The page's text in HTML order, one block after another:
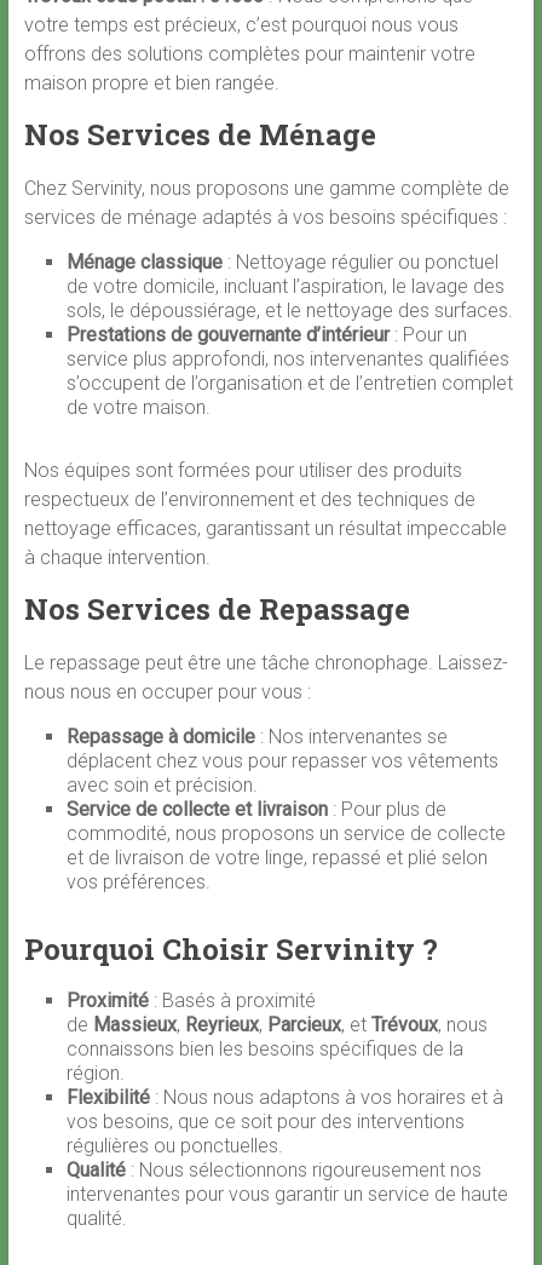
votre temps est précieux, c’est pourquoi nous vous
offrons des solutions complètes pour maintenir votre
maison propre et bien rangée.
Nos Services de Ménage
Chez Servinity, nous proposons une gamme complète de
services de ménage adaptés à vos besoins spécifiques :
Ménage classique: Nettoyage régulier ou ponctuel
de votre domicile, incluant l’aspiration, le lavage des
sols, le dépoussiérage, et le nettoyage des surfaces.
Prestations de gouvernante d’intérieur: Pour un
service plus approfondi, nos intervenantes qualifiées
s’occupent de l’organisation et de l’entretien complet
de votre maison.
Nos équipes sont formées pour utiliser des produits
respectueux de l’environnement et des techniques de
nettoyage efficaces, garantissant un résultat impeccable
à chaque intervention.
Nos Services de Repassage
Le repassage peut être une tâche chronophage. Laissez-
nous nous en occuper pour vous :
Repassage à domicile: Nos intervenantes se
déplacent chez vous pour repasser vos vêtements
avec soin et précision.
Service de collecte et livraison: Pour plus de
commodité, nous proposons un service de collecte
et de livraison de votre linge, repassé et plié selon
vos préférences.
Pourquoi Choisir Servinity ?
Proximité: Basés à proximité
de Massieux, Reyrieux, Parcieux, et Trévoux, nous
connaissons bien les besoins spécifiques de la
région.
Flexibilité: Nous nous adaptons à vos horaires et à
vos besoins, que ce soit pour des interventions
régulières ou ponctuelles.
Qualité: Nous sélectionnons rigoureusement nos
intervenantes pour vous garantir un service de haute
qualité.